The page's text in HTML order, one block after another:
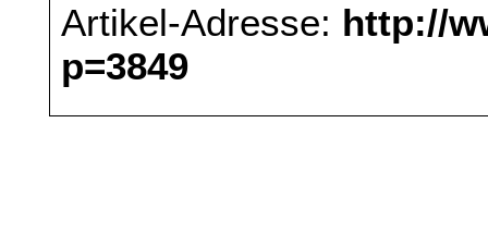
Artikel-Adresse: http://
p=3849